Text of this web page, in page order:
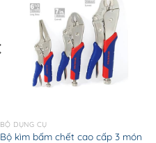
BỘ DỤNG CỤ
Bộ kìm bấm chết cao cấp 3 món